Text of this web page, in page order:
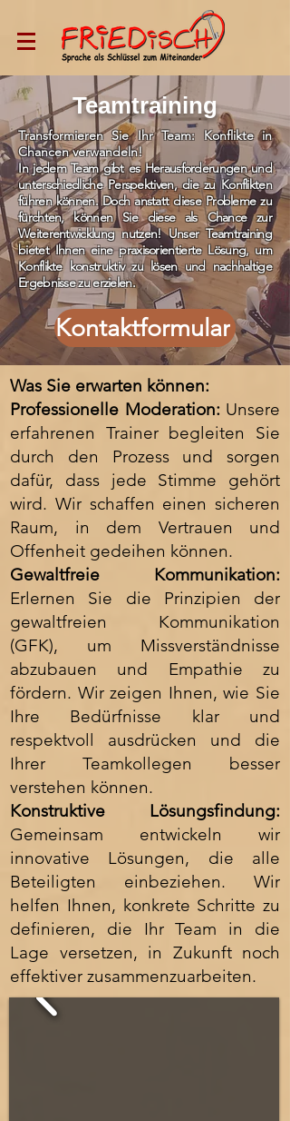
Teamtraining
Transformieren Sie Ihr Team: Konflikte in
Chancen verwandeln!
In jedem Team gibt es Herausforderungen und
unterschiedliche Perspektiven, die zu Konflikten
führen können. Doch anstatt diese Probleme zu
fürchten, können Sie diese als Chance zur
Weiterentwicklung nutzen! Unser Teamtraining
bietet Ihnen eine praxisorientierte Lösung, um
Konflikte konstruktiv zu lösen und nachhaltige
Ergebnisse zu erzielen.
Kontaktformular
Was Sie erwarten können:
Professionelle Moderation:Unsere
erfahrenen Trainer begleiten Sie
durch den Prozess und sorgen
dafür, dass jede Stimme gehört
wird. Wir schaffen einen sicheren
Raum, in dem Vertrauen und
Offenheit gedeihen können.
Gewaltfreie Kommunikation:
Erlernen Sie die Prinzipien der
gewaltfreien Kommunikation
(GFK), um Missverständnisse
abzubauen und Empathie zu
fördern. Wir zeigen Ihnen, wie Sie
Ihre Bedürfnisse klar und
respektvoll ausdrücken und die
Ihrer Teamkollegen besser
verstehen können.
Konstruktive Lösungsfindung:
Gemeinsam entwickeln wir
innovative Lösungen, die alle
Beteiligten einbeziehen. Wir
helfen Ihnen, konkrete Schritte zu
definieren, die Ihr Team in die
Lage versetzen, in Zukunft noch
effektiver zusammenzuarbeiten.